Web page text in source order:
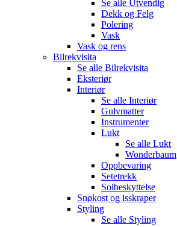
Se alle Utvendig
Dekk og Felg
Polering
Vask
Vask og rens
Bilrekvisita
Se alle Bilrekvisita
Eksteriør
Interiør
Se alle Interiør
Gulvmatter
Instrumenter
Lukt
Se alle Lukt
Wonderbaum
Oppbevaring
Setetrekk
Solbeskyttelse
Snøkost og isskraper
Styling
Se alle Styling